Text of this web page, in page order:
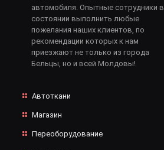
автомобиля. Опытные сотрудники в
состоянии выполнить любые
пожелания наших клиентов, по
рекомендации которых к нам
приезжают не только из города
Бельцы, но и всей Молдовы!
Автоткани
Магазин
Переоборудование